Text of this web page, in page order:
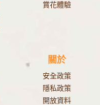
賞花體驗
關於
安全政策
隱私政策
開放資料